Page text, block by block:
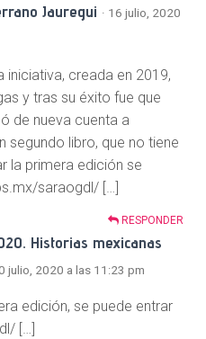
Jauregui · 16 julio, 2020
iniciativa, creada en 2019,
y tras su éxito fue que
de nueva cuenta a
segundo libro, que no tiene
la primera edición se
saraogdl/ […]
RESPONDER
Historias mexicanas
julio, 2020 a las 11:23 pm
edición, se puede entrar
[…]